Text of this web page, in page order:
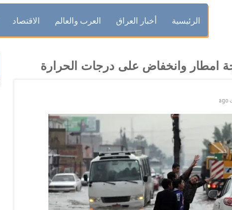
الرئيسية أخبار العراق العرب والعالم الاقتصاد
امطار وانخفاض على درجات الحرارة
ago